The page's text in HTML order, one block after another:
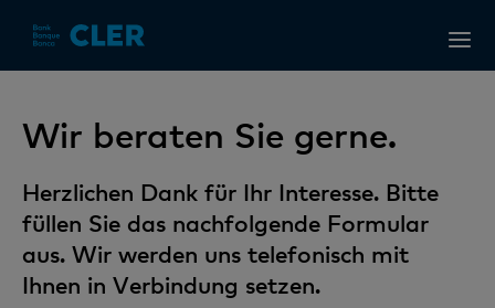
Wir beraten Sie gerne.
Herzlichen Dank für Ihr Interesse. Bitte
füllen Sie das nachfolgende Formular
aus. Wir werden uns telefonisch mit
Ihnen in Verbindung setzen.